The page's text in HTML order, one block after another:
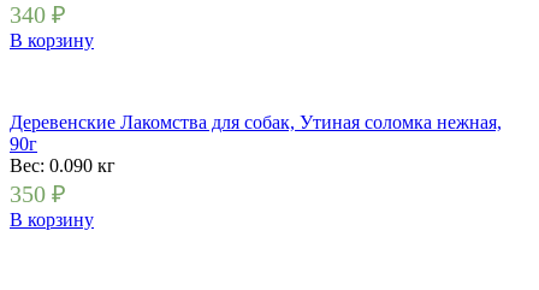
340 ₽
В корзину
Деревенские Лакомства для собак, Утиная соломка нежная,
90г
Вес: 0.090 кг
350 ₽
В корзину